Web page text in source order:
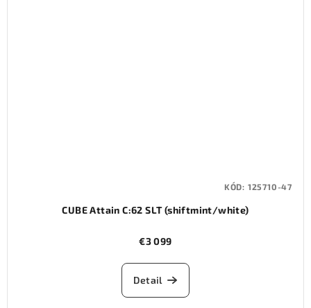
CUBE Attain C:62 SLT (shiftmint/white)
€3 099
Detail
KÓD: 125710-47